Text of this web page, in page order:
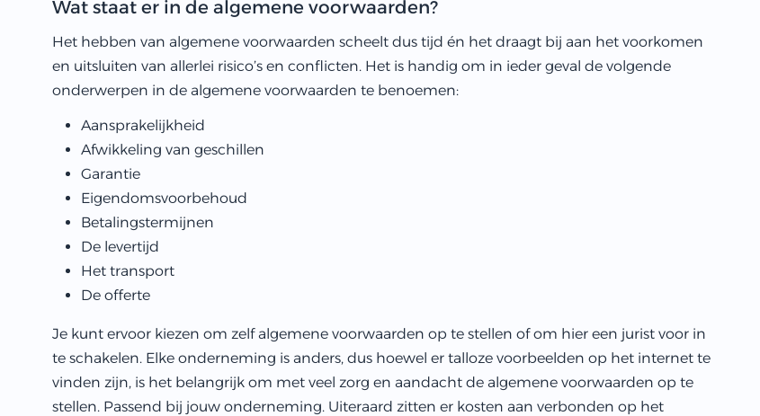
Wat staat er in de algemene voorwaarden?
Het hebben van algemene voorwaarden scheelt dus tijd én het draagt bij aan het voorkomen
en uitsluiten van allerlei risico’s en conflicten. Het is handig om in ieder geval de volgende
onderwerpen in de algemene voorwaarden te benoemen:
Aansprakelijkheid
Afwikkeling van geschillen
Garantie
Eigendomsvoorbehoud
Betalingstermijnen
De levertijd
Het transport
De offerte
Je kunt ervoor kiezen om zelf algemene voorwaarden op te stellen of om hier een jurist voor in
te schakelen. Elke onderneming is anders, dus hoewel er talloze voorbeelden op het internet te
vinden zijn, is het belangrijk om met veel zorg en aandacht de algemene voorwaarden op te
stellen. Passend bij jouw onderneming. Uiteraard zitten er kosten aan verbonden op het